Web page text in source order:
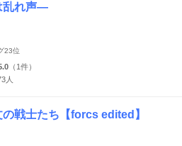
乱れ声―
23位
（1件）
人
戦士たち【forcs edited】